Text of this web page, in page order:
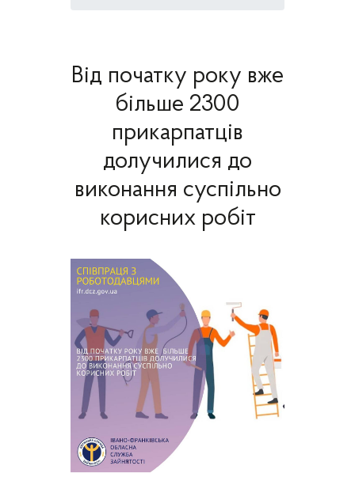
Від початку року вже
більше 2300
прикарпатців
долучилися до
виконання суспільно
корисних робіт